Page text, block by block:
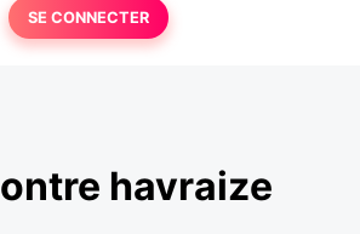
SE CONNECTER
havraize